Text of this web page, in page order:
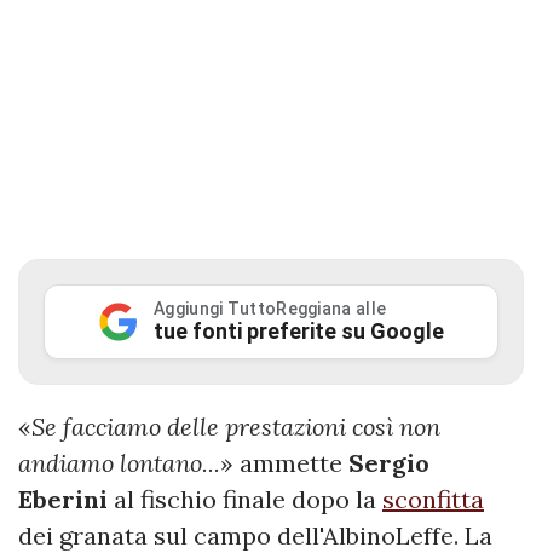
Aggiungi TuttoReggiana alle
tue fonti preferite su Google
«Se facciamo delle prestazioni così non
andiamo lontano...» ammette Sergio
Eberini al fischio finale dopo la sconfitta
dei granata sul campo dell'AlbinoLeffe. La